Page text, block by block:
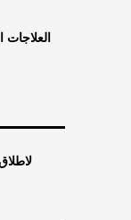
العلاجات